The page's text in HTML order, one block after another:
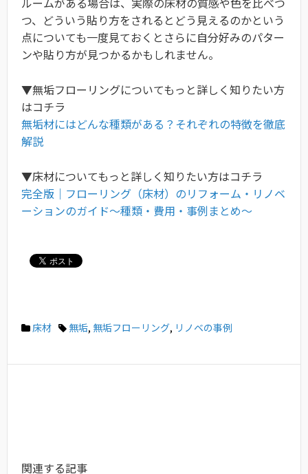
つ、どういう貼り方をされるとどう見えるのかという
点についても一度見ておくとさらに自分好みのパター
ンや貼り方が見つかるかもしれません。
▼無垢フローリングについてもっと詳しく知りたい方
はコチラ
無垢材にはどんな種類がある？それぞれの特徴を徹底
解説
▼床材についてもっと詳しく知りたい方はコチラ
完全版｜フローリング（床材）のリフォーム・リノベ
ーションのガイド〜種類・費用・事例まとめ〜
床材 無垢, 無垢フローリング, リノベの事例
関連する記事